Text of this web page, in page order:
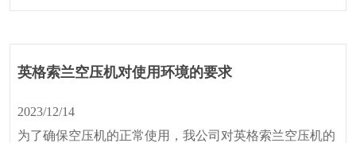
们
英格索兰空压机对使用环境的要求
2023/12/14
为了确保空压机的正常使用，我公司对英格索兰空压机的